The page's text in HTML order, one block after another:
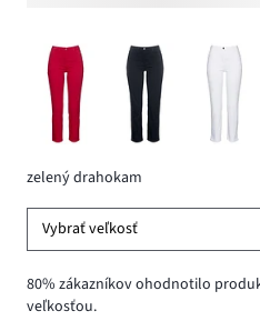
zelený drahokam
Vybrať veľkosť
80% zákazníkov ohodnotilo
veľkosťou.